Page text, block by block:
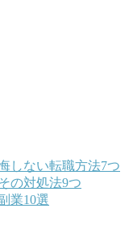
しない転職方法7つ
の対処法9つ
業10選